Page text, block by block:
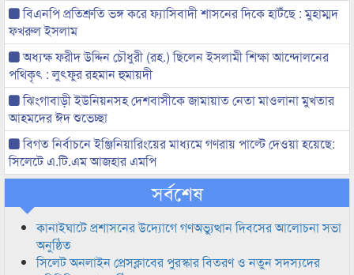
বিএনপি প্রতিশ্রুতি ভঙ্গ করে ফ্যাসিবাদী শাসনের দিকে হাটঁছে : মুহাম্মদ
ফখরুল ইসলাম
অধ্যক্ষ ফরীদ উদ্দিন চৌধুরী (রহ.) ছিলেন ইসলামী শিক্ষা আন্দোলনের
পথিকৃৎ : লুৎফুর রহমান হুমায়দী
ঝিংগাবাড়ী ইউনিয়নসহ দেশবাসীকে জামায়াত নেতা মাওলানা মুখতার
আহমদের ঈদ শুভেচ্ছা
বিগত নির্বাচনে ইঞ্জিনিয়ারিংয়ের মাধ্যমে গণরায় পাল্টে দেওয়া হয়েছে:
সিলেটে এ.টি.এম আজহার এমপি
সর্বশেষ
কানাইঘাটে প্রশাসনের উদ্যোগে গণঅভ্যুত্থান দিবসের আলোচনা সভা
অনুষ্ঠিত
সিলেট অনলাইন প্রেসক্লাবের পুরস্কার বিতরণ ও নতুন সদস্যদের